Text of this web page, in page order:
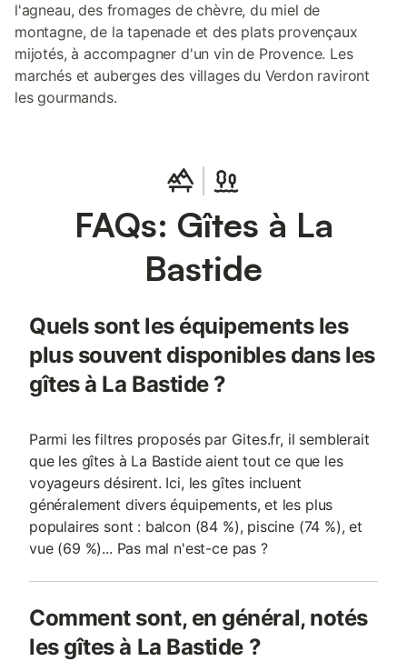
l'agneau, des fromages de chèvre, du miel de
montagne, de la tapenade et des plats provençaux
mijotés, à accompagner d'un vin de Provence. Les
marchés et auberges des villages du Verdon raviront
les gourmands.
FAQs: Gîtes à La
Bastide
Quels sont les équipements les
plus souvent disponibles dans les
gîtes à La Bastide ?
Parmi les filtres proposés par Gites.fr, il semblerait
que les gîtes à La Bastide aient tout ce que les
voyageurs désirent. Ici, les gîtes incluent
généralement divers équipements, et les plus
populaires sont : balcon (84 %), piscine (74 %), et
vue (69 %)... Pas mal n'est-ce pas ?
Comment sont, en général, notés
les gîtes à La Bastide ?